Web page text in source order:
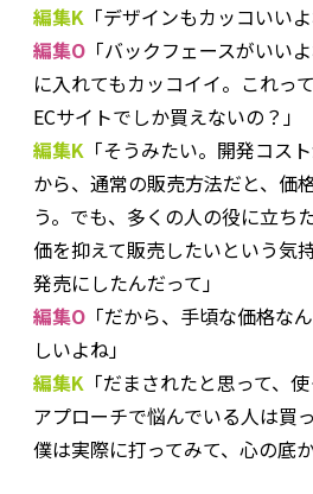
編集K 「デザインもカッコいいよ
編集O 「バックフェースがいい
に入れてもカッコイイ。これっ
ECサイトでしか買えないの？」
編集K 「そうみたい。開発コス
から、通常の販売方法だと、価
う。でも、多くの人の役に立ち
価を抑えて販売したいという気
発売にしたんだって」
編集O 「だから、手頃な価格な
しいよね」
編集K 「だまされたと思って、
アプローチで悩んでいる人は買
僕は実際に打ってみて、心の底